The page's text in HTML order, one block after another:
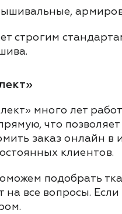
строгим
много лет
что
заказ онлайн
клиентов.
подобрать
на все вопросы.